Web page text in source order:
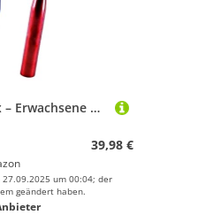
LEOFLA Unisex – Erwachsene Mazzabasebal Baseballschläger aus Aluminium, SONSTIGES, M
39,98 €
um 00:04; der
geändert haben.